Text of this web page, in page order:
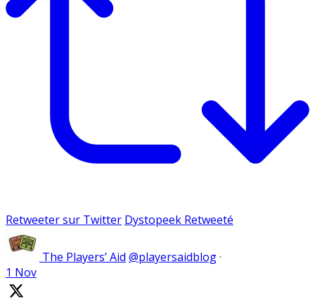
Retweeter sur Twitter Dystopeek Retweeté
The Players’ Aid @playersaidblog·
1 Nov